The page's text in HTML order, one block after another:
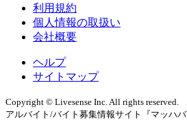
利用規約
個人情報の取扱い
会社概要
ヘルプ
サイトマップ
Copyright © Livesense Inc. All rights reserved.
アルバイト/バイト募集情報サイト『マッハバ